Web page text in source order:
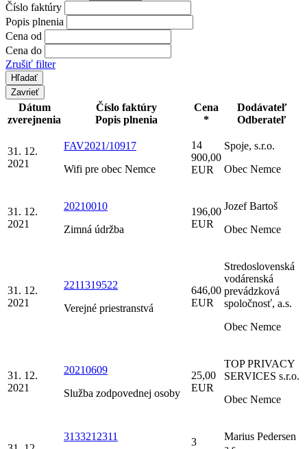
Číslo faktúry
Popis plnenia
Cena od
Cena do
Zrušiť filter
Zavrieť
Dátum
zverejnenia
Číslo faktúry
Popis plnenia
Cena
*
Dodávateľ
Odberateľ
31. 12.
2021
FAV2021/10917
Wifi pre obec Nemce
14
900,00
EUR
Spoje, s.r.o.
Obec Nemce
31. 12.
2021
20210010
Zimná údržba
196,00
EUR
Jozef Bartoš
Obec Nemce
31. 12.
2021
2211319522
Verejné priestranstvá
646,00
EUR
Stredoslovenská
vodárenská
prevádzková
spoločnosť, a.s.
Obec Nemce
31. 12.
2021
20210609
Služba zodpovednej osoby
25,00
EUR
TOP PRIVACY
SERVICES s.r.o.
Obec Nemce
3133212311
3
Marius Pedersen